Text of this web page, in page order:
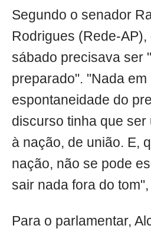
Segundo o senador
Rodrigues (Rede-
sábado precisava ser
preparado". "Nada
espontaneidade do
discurso tinha que ser
à nação, de união. E,
nação, não se pode
sair nada fora do
Para o parlamentar,